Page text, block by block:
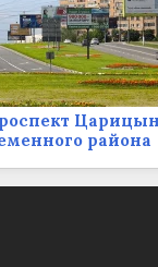
района